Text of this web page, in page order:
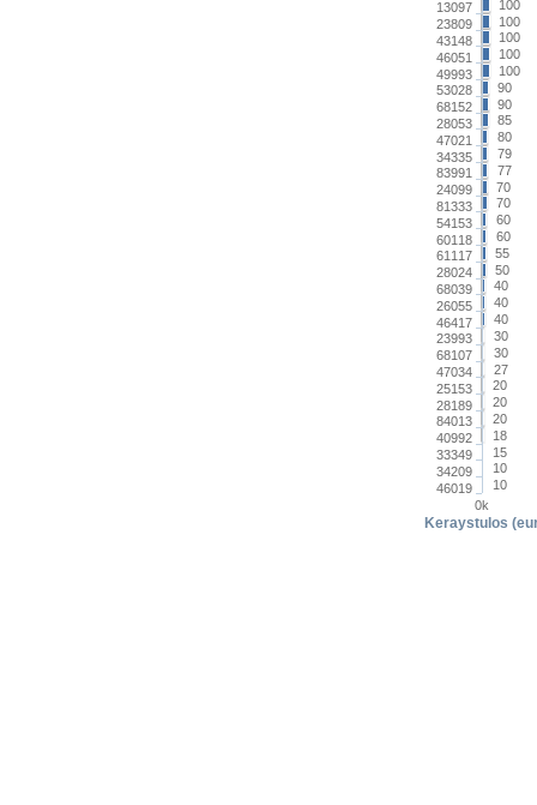
100
100
100
100
100
90
90
85
80
79
77
70
70
60
60
55
50
40
40
40
30
30
27
20
20
20
18
15
10
10
13097
23809
43148
46051
49993
53028
68152
28053
47021
34335
83991
24099
81333
54153
60118
61117
28024
68039
26055
46417
23993
68107
47034
25153
28189
84013
40992
33349
34209
46019
0k
Keraystulos